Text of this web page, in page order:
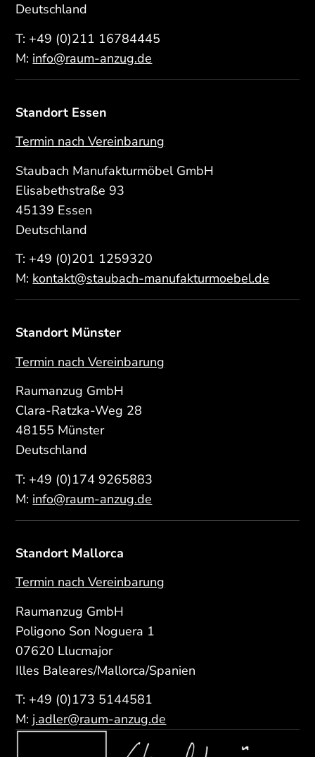
Deutschland
T: +49 (0)211 16784445
M: info@raum-anzug.de
Standort Essen
Termin nach Vereinbarung
Staubach Manufakturmöbel GmbH
Elisabethstraße 93
45139 Essen
Deutschland
T: +49 (0)201 1259320
M: kontakt@staubach-manufakturmoebel.de
Standort Münster
Termin nach Vereinbarung
Raumanzug GmbH
Clara-Ratzka-Weg 28
48155 Münster
Deutschland
T: +49 (0)174 9265883
M: info@raum-anzug.de
Standort Mallorca
Termin nach Vereinbarung
Raumanzug GmbH
Poligono Son Noguera 1
07620 Llucmajor
Illes Baleares/Mallorca/Spanien
T: +49 (0)173 5144581
M: j.adler@raum-anzug.de